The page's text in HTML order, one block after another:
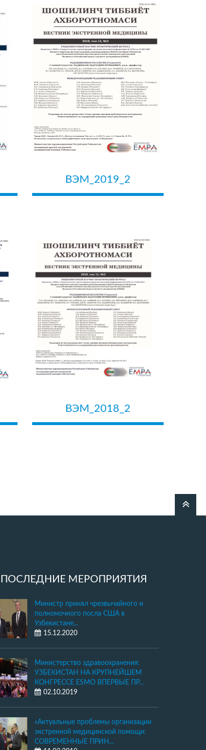
ВЭМ_2019_2
ВЭМ_2018_2
ПОСЛЕДНИЕ МЕРОПРИЯТИЯ
Министр принял чрезвычайного и
полномочного посла США в
Узбекистане...
15.12.2020
Министерство здравоохранения:
УЗБЕКИСТАН НА КРУПНЕЙШЕМ
КОНГРЕССЕ ESMO ВПЕРВЫЕ ПР...
02.10.2019
«Актуальные проблемы организации
экстренной медицинской помощи:
СОВРЕМЕННЫЕ ПРИН...